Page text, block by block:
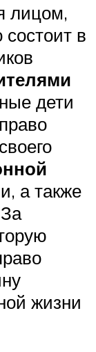
лицом,
состоит в
дети
а также
жизни